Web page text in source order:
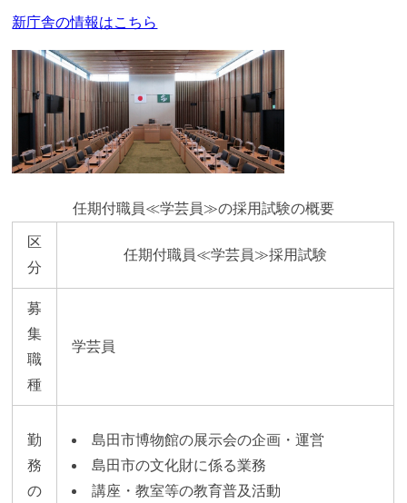
新庁舎の情報はこちら
任期付職員≪学芸員≫の採用試験の概要
区
分
任期付職員≪学芸員≫採用試験
募
集
職
種
学芸員
勤
務
の
島田市博物館の展示会の企画・運営
島田市の文化財に係る業務
講座・教室等の教育普及活動